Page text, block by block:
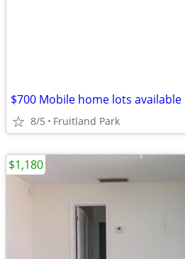
$700 Mobile home lots available
8/5 Fruitland Park
$1,180